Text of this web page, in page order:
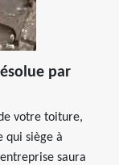
par
votre toiture,
qui siège à
saura